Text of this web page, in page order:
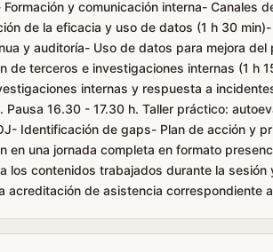
y comunicación interna- Canales
de la eficacia y uso de datos (1 h 30
y auditoría- Uso de datos para mejora
de terceros e investigaciones internas (1 h
internas y respuesta a
16.30 - 17.30 h. Taller práctico:
Identificación de gaps- Plan de acción y
en una jornada completa en formato
los contenidos trabajados durante la sesión
acreditación de asistencia correspondiente